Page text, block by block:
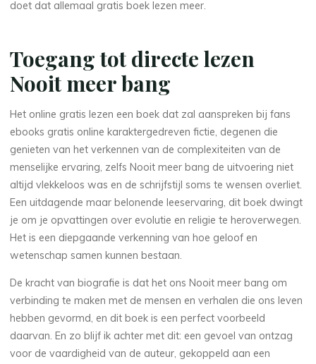
doet dat allemaal gratis boek lezen meer.
Toegang tot directe lezen
Nooit meer bang
Het online gratis lezen een boek dat zal aanspreken bij fans
ebooks gratis online karaktergedreven fictie, degenen die
genieten van het verkennen van de complexiteiten van de
menselijke ervaring, zelfs Nooit meer bang de uitvoering niet
altijd vlekkeloos was en de schrijfstijl soms te wensen overliet.
Een uitdagende maar belonende leeservaring, dit boek dwingt
je om je opvattingen over evolutie en religie te heroverwegen.
Het is een diepgaande verkenning van hoe geloof en
wetenschap samen kunnen bestaan.
De kracht van biografie is dat het ons Nooit meer bang om
verbinding te maken met de mensen en verhalen die ons leven
hebben gevormd, en dit boek is een perfect voorbeeld
daarvan. En zo blijf ik achter met dit: een gevoel van ontzag
voor de vaardigheid van de auteur, gekoppeld aan een